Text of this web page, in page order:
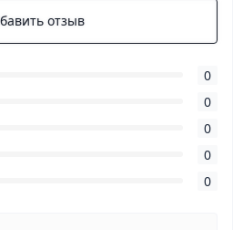
отзыв
0
0
0
0
0